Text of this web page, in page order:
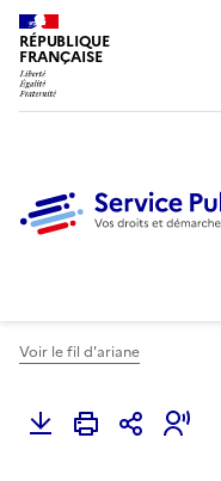
RÉPUBLIQUE
FRANÇAISE
Voir le fil d'ariane